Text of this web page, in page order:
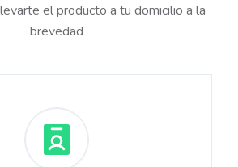
el producto a tu domicilio a la
brevedad